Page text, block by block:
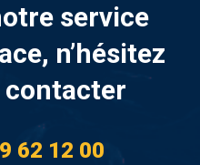
service
n’hésitez
contacter
62 12 00